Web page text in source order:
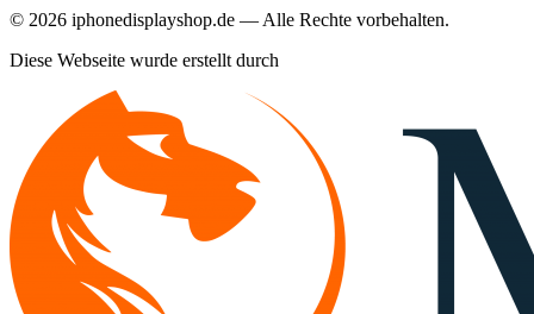
© 2026 iphonedisplayshop.de — Alle Rechte vorbehalten.
Diese Webseite wurde erstellt durch